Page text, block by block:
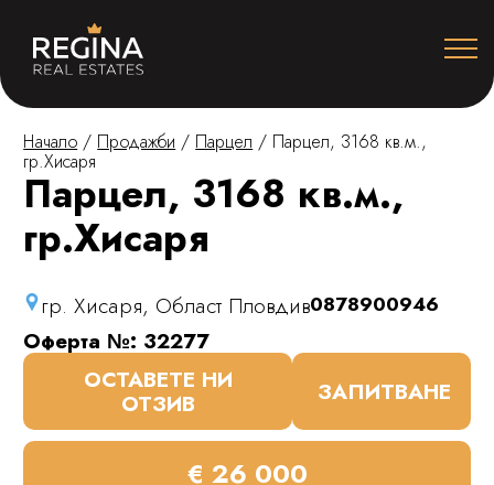
Начало / Продажби / Парцел / Парцел, 3168 кв.м.,
гр.Хисаря
Парцел, 3168 кв.м.,
гр.Хисаря
гр. Хисаря, Област Пловдив0878900946
Оферта №: 32277
ОСТАВЕТЕ НИ
ОТЗИВ ЗАПИТВАНЕ
€ 26 000